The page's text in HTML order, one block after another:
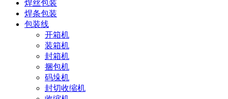
焊丝包装
焊条包装
包装线
开箱机
装箱机
封箱机
捆包机
码垛机
封切收缩机